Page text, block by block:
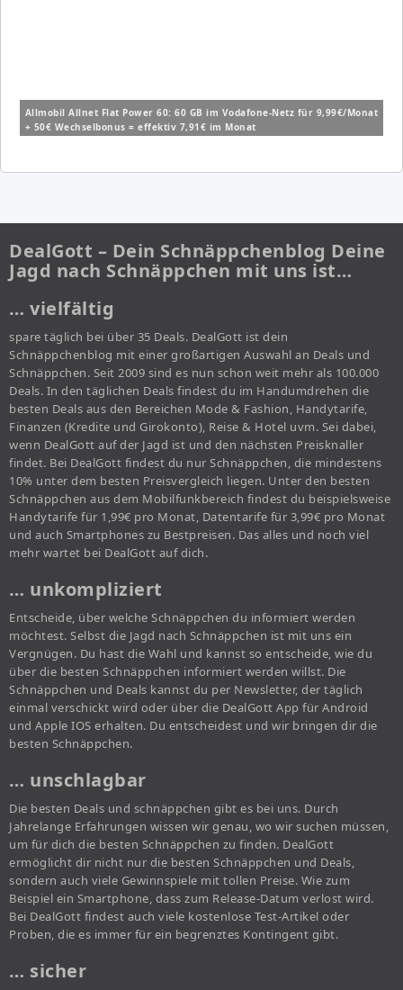
Allmobil Allnet Flat Power 60: 60 GB im Vodafone-Netz für 9,99€/Monat
+ 50€ Wechselbonus = effektiv 7,91€ im Monat
DealGott – Dein Schnäppchenblog Deine
Jagd nach Schnäppchen mit uns ist…
… vielfältig
spare täglich bei über 35 Deals. DealGott ist dein
Schnäppchenblog mit einer großartigen Auswahl an Deals und
Schnäppchen. Seit 2009 sind es nun schon weit mehr als 100.000
Deals. In den täglichen Deals findest du im Handumdrehen die
besten Deals aus den Bereichen Mode & Fashion, Handytarife,
Finanzen (Kredite und Girokonto), Reise & Hotel uvm. Sei dabei,
wenn DealGott auf der Jagd ist und den nächsten Preisknaller
findet. Bei DealGott findest du nur Schnäppchen, die mindestens
10% unter dem besten Preisvergleich liegen. Unter den besten
Schnäppchen aus dem Mobilfunkbereich findest du beispielsweise
Handytarife für 1,99€ pro Monat, Datentarife für 3,99€ pro Monat
und auch Smartphones zu Bestpreisen. Das alles und noch viel
mehr wartet bei DealGott auf dich.
… unkompliziert
Entscheide, über welche Schnäppchen du informiert werden
möchtest. Selbst die Jagd nach Schnäppchen ist mit uns ein
Vergnügen. Du hast die Wahl und kannst so entscheide, wie du
über die besten Schnäppchen informiert werden willst. Die
Schnäppchen und Deals kannst du per Newsletter, der täglich
einmal verschickt wird oder über die DealGott App für Android
und Apple IOS erhalten. Du entscheidest und wir bringen dir die
besten Schnäppchen.
… unschlagbar
Die besten Deals und schnäppchen gibt es bei uns. Durch
Jahrelange Erfahrungen wissen wir genau, wo wir suchen müssen,
um für dich die besten Schnäppchen zu finden. DealGott
ermöglicht dir nicht nur die besten Schnäppchen und Deals,
sondern auch viele Gewinnspiele mit tollen Preise. Wie zum
Beispiel ein Smartphone, dass zum Release-Datum verlost wird.
Bei DealGott findest auch viele kostenlose Test-Artikel oder
Proben, die es immer für ein begrenztes Kontingent gibt.
… sicher